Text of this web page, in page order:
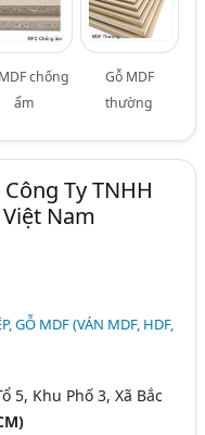
chống
ẩm
Gỗ MDF
thường
Ty TNHH
Nam
GỖ MDF (VÁN MDF, HDF,
5, Khu Phố 3, Xã Bắc